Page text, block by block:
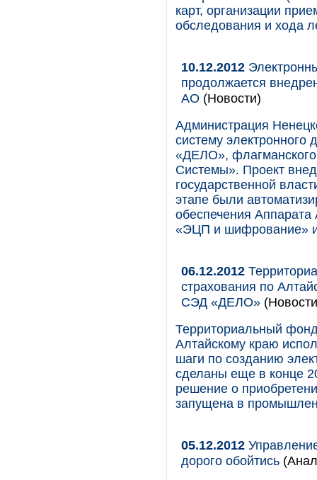
карт, организации
обследования и хода
10.12.2012
продолжается
АО (Новости)
Администрация
систему
«ДЕЛО»,
Системы». Проект
государственной
этапе были
обеспечения
«ЭЦП и шифрование» и
06.12.2012
страхования по
СЭД «ДЕЛО»
Территориальный
Алтайскому краю
шаги по созданию
сделаны еще в конце
решение о
запущена в
05.12.2012
дорого обойтись